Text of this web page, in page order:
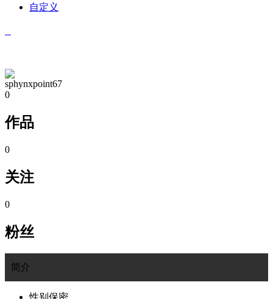
自定义
sphynxpoint67
0
作品
0
关注
0
粉丝
简介